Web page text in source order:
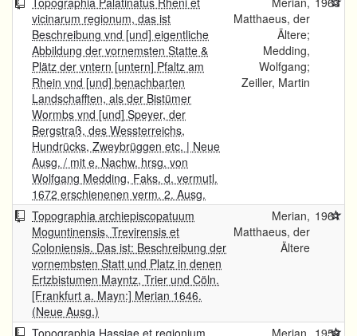
vicinarum regionum, das ist
Beschreibung vnd [und] eigentliche
Abbildung der vornemsten Statte &
Plätz der vntern [untern] Pfaltz am
Rhein vnd [und] benachbarten
Landschafften, als der Bistümer
Wormbs vnd [und] Speyer, der
Bergstraß, des Wessterreichs,
Hundrücks, Zweybrüggen etc. | Neue
Ausg. / mit e. Nachw. hrsg. von
Wolfgang Medding, Faks. d. vermutl.
1672 erschienenen verm. 2. Ausg.
Matthaeus, der
Ältere;
Medding,
Wolfgang;
Zeiller, Martin
Topographia archiepiscopatuum
Moguntinensis, Trevirensis et
Coloniensis. Das ist: Beschreibung der
vornembsten Statt und Platz in denen
Ertzbistumen Mayntz, Trier und Cöln.
[Frankfurt a. Mayn:] Merian 1646.
(Neue Ausg.)
Merian,
Matthaeus, der
Ältere
1961